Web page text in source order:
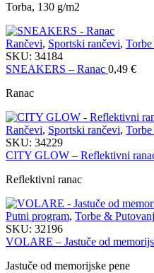
Torba, 130 g/m2
Rančevi, Sportski rančevi,
SKU: 34184
SNEAKERS – Ranac 0,49 €
Ranac
Rančevi, Sportski rančevi,
SKU: 34229
CITY GLOW – Reflektivni
Reflektivni ranac
Putni program, Torbe &
SKU: 32196
VOLARE – Jastuče od
Jastuče od memorijske pene